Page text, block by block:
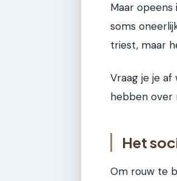
Maar
soms
triest, maar
Vraag je je
hebben over
Het
Om rouw te